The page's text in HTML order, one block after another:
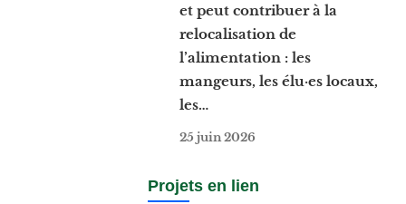
et peut contribuer à la
relocalisation de
l’alimentation : les
mangeurs, les élu·es locaux,
les…
25 juin 2026
Projets en lien